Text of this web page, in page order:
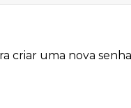
criar uma nova